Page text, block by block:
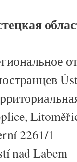
2261/1
nad Labem